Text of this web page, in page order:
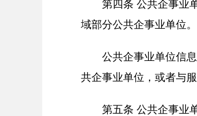
第四条 公共企事业
域部分公共企事业单位
公共企事业单位信
共企事业单位，或者与
第五条 公共企事业